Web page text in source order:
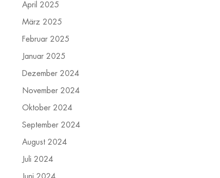
April 2025
März 2025
Februar 2025
Januar 2025
Dezember 2024
November 2024
Oktober 2024
September 2024
August 2024
Juli 2024
Juni 2024